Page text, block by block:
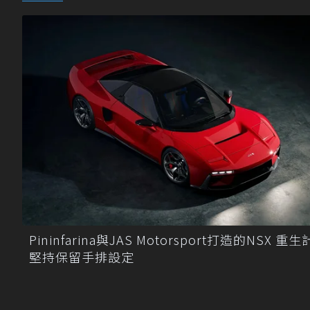
Pininfarina與JAS Motorsport打造的NSX 重生
堅持保留手排設定